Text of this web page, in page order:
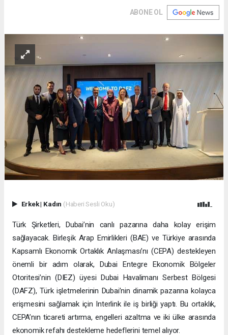
ABONE OL
Erkek| Kadın (Haberi Sesli Oku)
Türk Şirketleri, Dubai’nin canlı pazarına daha kolay erişim
sağlayacak. Birleşik Arap Emirlikleri (BAE) ve Türkiye arasında
Kapsamlı Ekonomik Ortaklık Anlaşması’nı (CEPA) destekleyen
önemli bir adım olarak, Dubai Entegre Ekonomik Bölgeler
Otoritesi’nin (DIEZ) üyesi Dubai Havalimanı Serbest Bölgesi
(DAFZ), Türk işletmelerinin Dubai’nin dinamik pazarına kolayca
erişmesini sağlamak için Interlink ile iş birliği yaptı. Bu ortaklık,
CEPA’nın ticareti artırma, engelleri azaltma ve iki ülke arasında
ekonomik refahı destekleme hedeflerini temel alıyor.